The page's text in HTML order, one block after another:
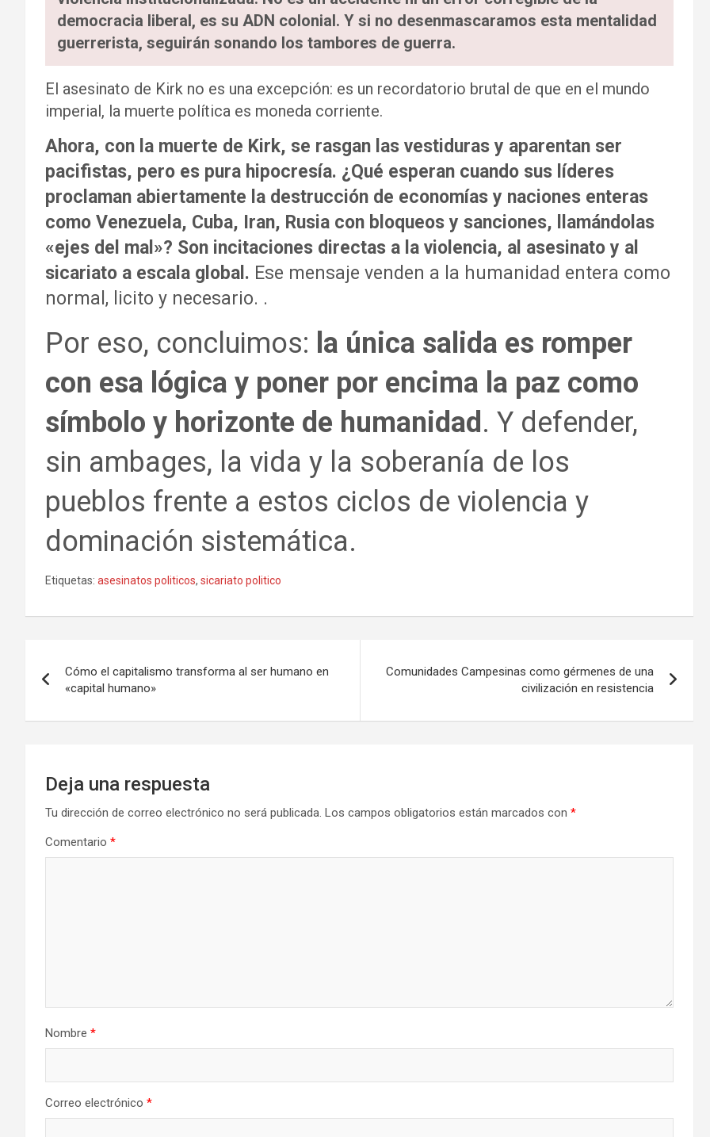
democracia liberal, es su ADN colonial. Y si no desenmascaramos esta mentalidad
guerrerista, seguirán sonando los tambores de guerra.
El asesinato de Kirk no es una excepción: es un recordatorio brutal de que en el mundo
imperial, la muerte política es moneda corriente.
Ahora, con la muerte de Kirk, se rasgan las vestiduras y aparentan ser
pacifistas, pero es pura hipocresía. ¿Qué esperan cuando sus líderes
proclaman abiertamente la destrucción de economías y naciones enteras
como Venezuela, Cuba, Iran, Rusia con bloqueos y sanciones, llamándolas
«ejes del mal»? Son incitaciones directas a la violencia, al asesinato y al
sicariato a escala global. Ese mensaje venden a la humanidad entera como
normal, licito y necesario. .
Por eso, concluimos: la única salida es romper
con esa lógica y poner por encima la paz como
símbolo y horizonte de humanidad . Y defender,
sin ambages, la vida y la soberanía de los
pueblos frente a estos ciclos de violencia y
dominación sistemática.
Etiquetas: asesinatos politicos, sicariato politico
de
entradas
Cómo el capitalismo transforma al ser humano en
«capital humano»
Comunidades Campesinas como gérmenes de una
civilización en resistencia
Deja una respuesta
Tu dirección de correo electrónico no será publicada. Los campos obligatorios están marcados con *
Comentario *
Nombre *
Correo electrónico *